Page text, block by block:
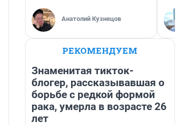
Анатолий Кузнецов
РЕКОМЕНДУЕМ
Знаменитая тикток-
блогер, рассказывавшая о
борьбе с редкой формой
рака, умерла в возрасте 26
лет